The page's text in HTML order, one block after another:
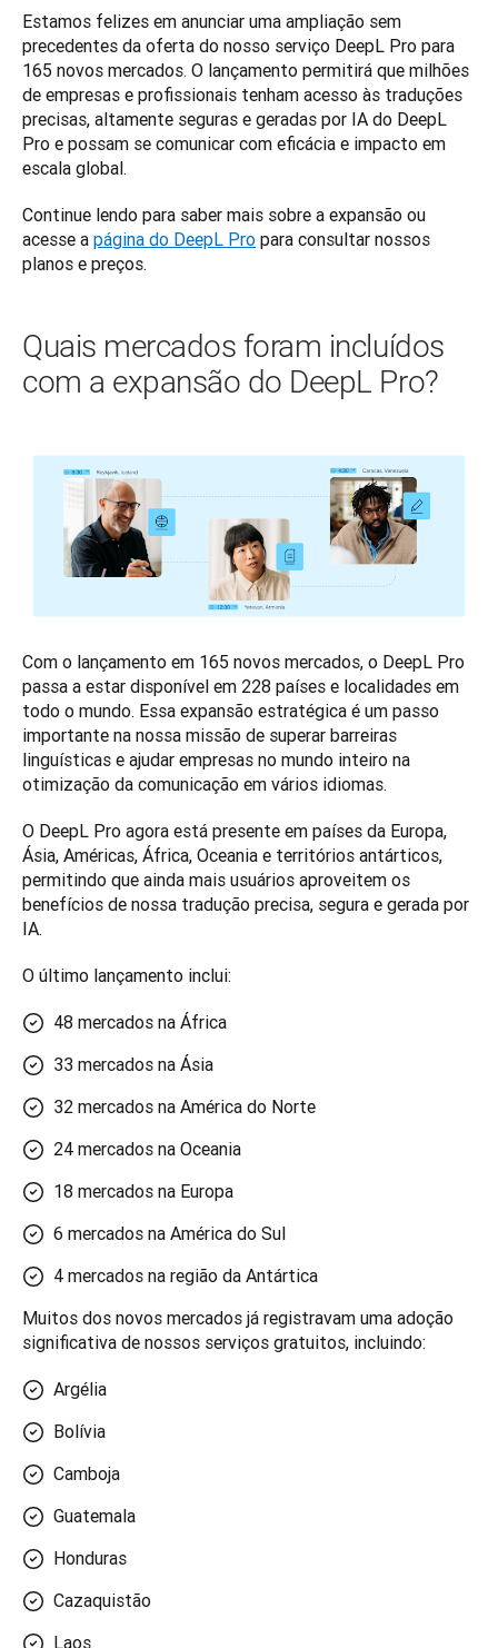
Estamos felizes em anunciar uma ampliação sem
precedentes da oferta do nosso serviço DeepL Pro para
165 novos mercados. O lançamento permitirá que milhões
de empresas e profissionais tenham acesso às traduções
precisas, altamente seguras e geradas por IA do DeepL
Pro e possam se comunicar com eficácia e impacto em
escala global.
Continue lendo para saber mais sobre a expansão ou
acesse a página do DeepL Pro para consultar nossos
planos e preços.
Quais mercados foram incluídos
com a expansão do DeepL Pro?
Com o lançamento em 165 novos mercados, o DeepL Pro
passa a estar disponível em 228 países e localidades em
todo o mundo. Essa expansão estratégica é um passo
importante na nossa missão de superar barreiras
linguísticas e ajudar empresas no mundo inteiro na
otimização da comunicação em vários idiomas.
O DeepL Pro agora está presente em países da Europa,
Ásia, Américas, África, Oceania e territórios antárticos,
permitindo que ainda mais usuários aproveitem os
benefícios de nossa tradução precisa, segura e gerada por
IA.
O último lançamento inclui:
48 mercados na África
33 mercados na Ásia
32 mercados na América do Norte
24 mercados na Oceania
18 mercados na Europa
6 mercados na América do Sul
4 mercados na região da Antártica
Muitos dos novos mercados já registravam uma adoção
significativa de nossos serviços gratuitos, incluindo:
Argélia
Bolívia
Camboja
Guatemala
Honduras
Cazaquistão
Laos